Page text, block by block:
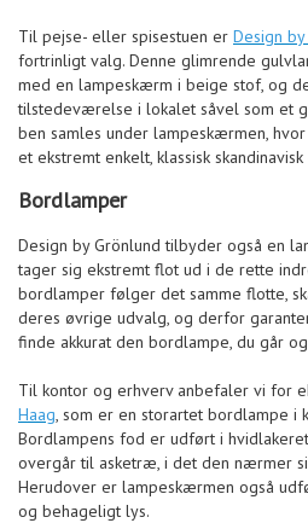
Til pejse- eller spisestuen er Design
fortrinligt valg. Denne glimrende
med en lampeskærm i beige stof, og
tilstedeværelse i lokalet såvel som et
ben samles under lampeskærmen,
et ekstremt enkelt, klassisk
Bordlamper
Design by Grönlund tilbyder også en
tager sig ekstremt flot ud i de rette
bordlamper følger det samme flotte,
deres øvrige udvalg, og derfor
finde akkurat den bordlampe, du går
Til kontor og erhverv anbefaler vi for
Haag , som er en storartet bordlampe i
Bordlampens fod er udført i
overgår til asketræ, i det den nærmer
Herudover er lampeskærmen også
og behageligt lys.